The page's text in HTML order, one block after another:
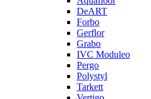
DeART
Forbo
Gerflor
Grabo
IVC Moduleo
Pergo
Polystyl
Tarkett